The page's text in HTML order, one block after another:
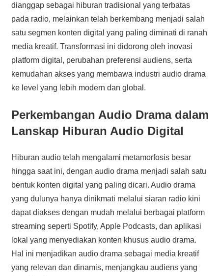
dianggap sebagai hiburan tradisional yang terbatas
pada radio, melainkan telah berkembang menjadi salah
satu segmen konten digital yang paling diminati di ranah
media kreatif. Transformasi ini didorong oleh inovasi
platform digital, perubahan preferensi audiens, serta
kemudahan akses yang membawa industri audio drama
ke level yang lebih modern dan global.
Perkembangan Audio Drama dalam
Lanskap Hiburan Audio Digital
Hiburan audio telah mengalami metamorfosis besar
hingga saat ini, dengan audio drama menjadi salah satu
bentuk konten digital yang paling dicari. Audio drama
yang dulunya hanya dinikmati melalui siaran radio kini
dapat diakses dengan mudah melalui berbagai platform
streaming seperti Spotify, Apple Podcasts, dan aplikasi
lokal yang menyediakan konten khusus audio drama.
Hal ini menjadikan audio drama sebagai media kreatif
yang relevan dan dinamis, menjangkau audiens yang